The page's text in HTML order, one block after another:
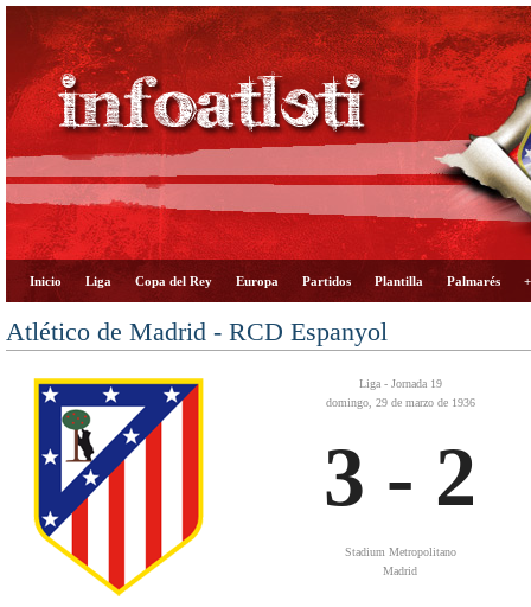
Inicio Liga Copa del Rey Europa Partidos Plantilla Palmarés
Atlético de Madrid - RCD Espanyol
Liga - Jornada 19
domingo, 29 de marzo de 1936
3 - 2
Stadium Metropolitano
Madrid